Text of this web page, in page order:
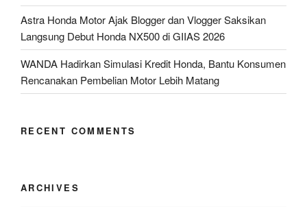
Astra Honda Motor Ajak Blogger dan Vlogger Saksikan
Langsung Debut Honda NX500 di GIIAS 2026
WANDA Hadirkan Simulasi Kredit Honda, Bantu Konsumen
Rencanakan Pembelian Motor Lebih Matang
RECENT COMMENTS
ARCHIVES